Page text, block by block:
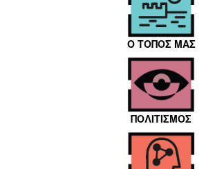
Ο ΤΟΠΟΣ ΜΑΣ
ΠΟΛΙΤΙΣΜΟΣ